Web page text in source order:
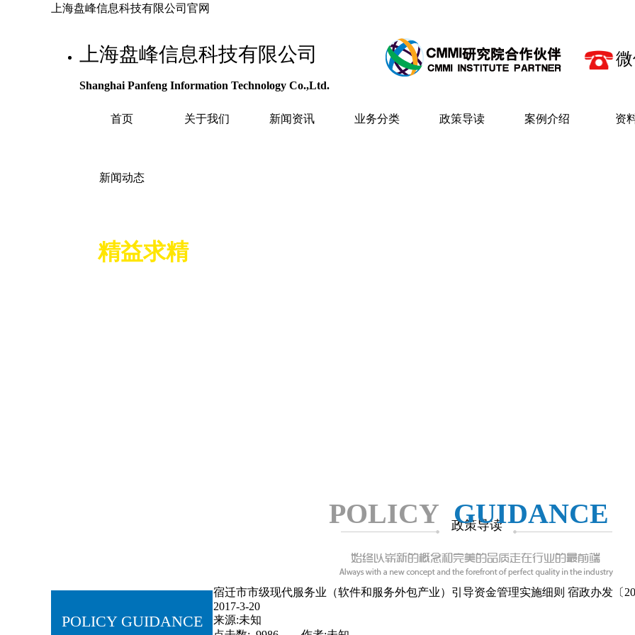
上海盘峰信息科技有限公司官网
精益求精
首页 关于我们 新闻资讯 业务分类 政策导读 案例介绍 资
新闻动态
上海盘峰信息科技有限公司
Shanghai Panfeng Information Technology Co.,Ltd.
微
宿迁市市级现代服务业（软件和服务外包产业）引导资金管理实施细则 宿政办发〔
2017-3-20
来源:未知
政策导读
POLICY GUIDANCE
POLICY GUIDANCE